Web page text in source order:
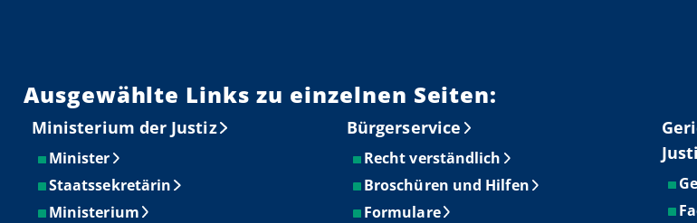
Ausgewählte Links zu einzelnen Seiten:
Ministerium der Justiz
Minister
Staatssekretärin
Ministerium
Bürgerservice
Recht verständlich
Broschüren und Hilfen
Formulare